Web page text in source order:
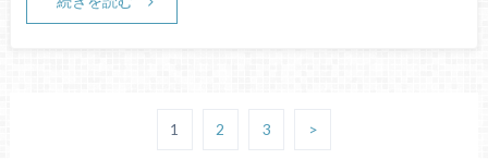
1 2 3 >